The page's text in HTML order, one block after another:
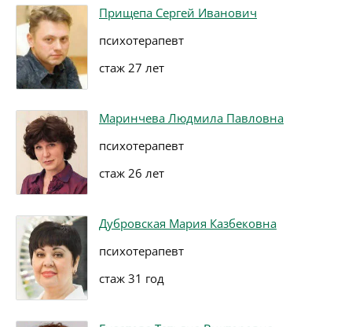
Прищепа Сергей Иванович
психотерапевт
стаж 27 лет
Маринчева Людмила Павловна
психотерапевт
стаж 26 лет
Дубровская Мария Казбековна
психотерапевт
стаж 31 год